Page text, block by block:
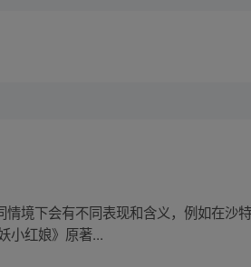
境下会有不同表现和含义，例如在沙
小红娘》原著...